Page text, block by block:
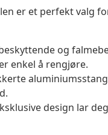
er et perfekt valg
og
enkel å rengjøre.
design lar